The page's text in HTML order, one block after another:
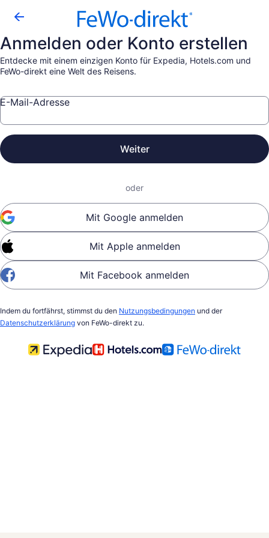
Anmelden oder Konto erstellen
Entdecke mit einem einzigen Konto für Expedia, Hotels.com und
FeWo-direkt eine Welt des Reisens.
E-Mail-Adresse
Weiter
oder
Mit Google anmelden
Mit Apple anmelden
Mit Facebook anmelden
Indem du fortfährst, stimmst du den Nutzungsbedingungen und der
Datenschutzerklärung von FeWo-direkt zu.